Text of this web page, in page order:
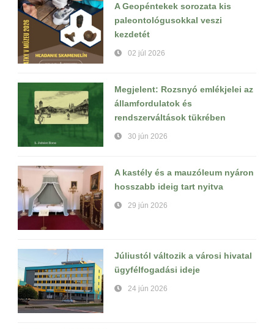
A Geopéntekek sorozata kis
paleontológusokkal veszi
kezdetét
02 júl 2026
Megjelent: Rozsnyó emlékjelei az
államfordulatok és
rendszerváltások tükrében
30 jún 2026
A kastély és a mauzóleum nyáron
hosszabb ideig tart nyitva
29 jún 2026
Júliustól változik a városi hivatal
ügyfélfogadási ideje
24 jún 2026